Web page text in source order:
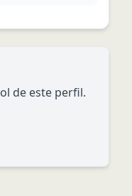
de este perfil.